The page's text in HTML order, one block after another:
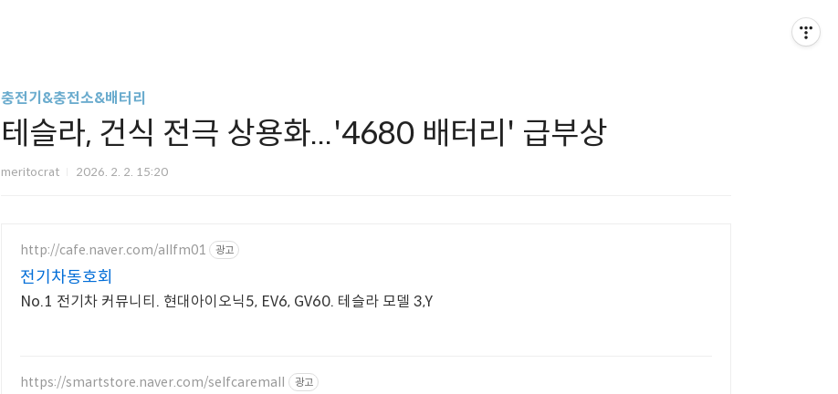
충전기&충전소&배터리
테슬라, 건식 전극 상용화...'4680 배터리' 급부상
meritocrat 2026. 2. 2. 15:20
http://cafe.naver.com/allfm01 광고
전기차동호회
No.1 전기차 커뮤니티. 현대아이오닉5, EV6, GV60. 테슬라 모델 3,Y
https://smartstore.naver.com/selfcaremall 광고